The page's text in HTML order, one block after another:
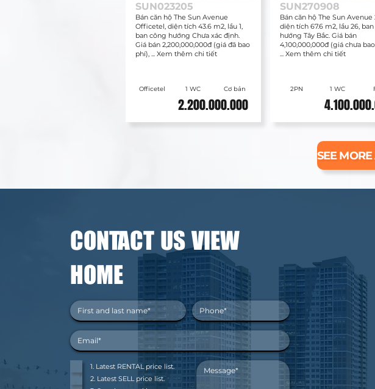
Bán căn hộ The Sun Avenue
Officetel, diện tích 43.6 m2, lầu 1,
ban công hướng Chưa xác định.
Giá bán 2,200,000,000đ (giá đã bao
phí), ... Xem thêm chi tiết
SUN023205
Officetel 1 WC Cơ bản
2.200.000.000
Bán căn hộ The Sun Avenue
diện tích 67.6 m2, lầu 26,
hướng Tây Bắc. Giá bán
4,100,000,000đ (giá chưa
... Xem thêm chi tiết
SUN270908
2PN 1 WC
CONTACT US VIEW
HOME
1. Latest RENTAL price list.
2. Latest SELL price list.